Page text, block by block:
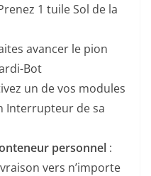
1 tuile Sol de la
avancer le pion
Bot
un de vos modules
Interrupteur de sa
personnel :
vers n’importe